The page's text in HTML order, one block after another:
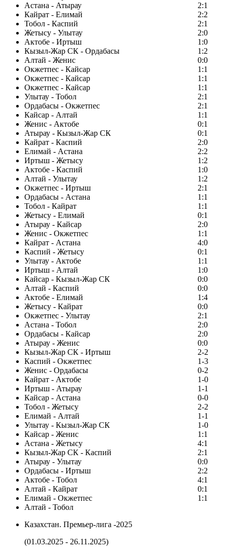
Астана - Атырау
2:1
Кайрат - Елимай
2:2
Тобол - Каспий
2:1
Жетысу - Улытау
2:0
Актобе - Иртыш
1:0
Кызыл-Жар СК - Ордабасы
1:2
Алтай - Женис
0:0
Окжетпес - Кайсар
1:1
Окжетпес - Кайсар
1:1
Окжетпес - Кайсар
1:1
Улытау - Тобол
2:1
Ордабасы - Окжетпес
2:1
Кайсар - Алтай
1:1
Женис - Актобе
0:1
Атырау - Кызыл-Жар СК
0:1
Кайрат - Каспий
2:0
Елимай - Астана
2:2
Иртыш - Жетысу
1:2
Актобе - Каспий
1:0
Алтай - Улытау
1:2
Окжетпес - Иртыш
2:1
Ордабасы - Астана
1:1
Тобол - Кайрат
1:1
Жетысу - Елимай
0:1
Атырау - Кайсар
2:0
Женис - Окжетпес
1:1
Кайрат - Астана
4:0
Каспий - Жетысу
0:1
Улытау - Актобе
1:1
Иртыш - Алтай
1:0
Кайсар - Кызыл-Жар СК
0:0
Алтай - Каспий
0:0
Актобе - Елимай
1:4
Жетысу - Кайрат
0:0
Окжетпес - Улытау
2:1
Астана - Тобол
2:0
Ордабасы - Кайсар
2:0
Атырау - Женис
0:0
Кызыл-Жар СК - Иртыш
2-2
Каспий - Окжетпес
1-3
Женис - Ордабасы
0-2
Кайрат - Актобе
1-0
Иртыш - Атырау
1-1
Кайсар - Астана
0-0
Тобол - Жетысу
2-2
Елимай - Алтай
1-1
Улытау - Кызыл-Жар СК
1-0
Кайсар - Женис
1:1
Астана - Жетысу
4:1
Кызыл-Жар СК - Каспий
2:1
Атырау - Улытау
0:0
Ордабасы - Иртыш
2:2
Актобе - Тобол
4:1
Алтай - Кайрат
0:1
Елимай - Окжетпес
1:1
Алтай - Тобол
Казахстан. Премьер-лига -2025
(01.03.2025 - 26.11.2025)